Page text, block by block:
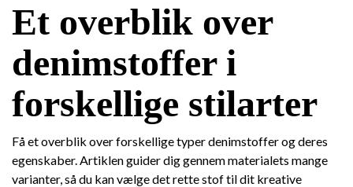
Et overblik over
denimstoffer i
forskellige stilarter
Få et overblik over forskellige typer denimstoffer og deres
egenskaber. Artiklen guider dig gennem materialets mange
varianter, så du kan vælge det rette stof til dit kreative